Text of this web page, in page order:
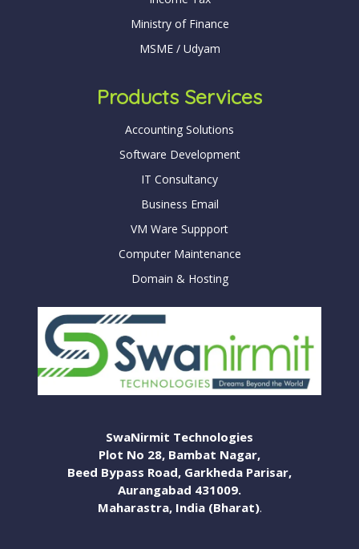
Ministry of Finance
MSME / Udyam
Products Services
Accounting Solutions
Software Development
IT Consultancy
Business Email
VM Ware Suppport
Computer Maintenance
Domain & Hosting
SwaNirmit Technologies
Plot No 28, Bambat Nagar,
Beed Bypass Road, Garkheda Parisar,
Aurangabad 431009.
Maharastra, India (Bharat).